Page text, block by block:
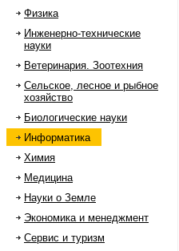
Физика
Инженерно-технические
науки
Ветеринария. Зоотехния
Сельское, лесное и рыбное
хозяйство
Биологические науки
Информатика
Химия
Медицина
Науки о Земле
Экономика и менеджмент
Сервис и туризм